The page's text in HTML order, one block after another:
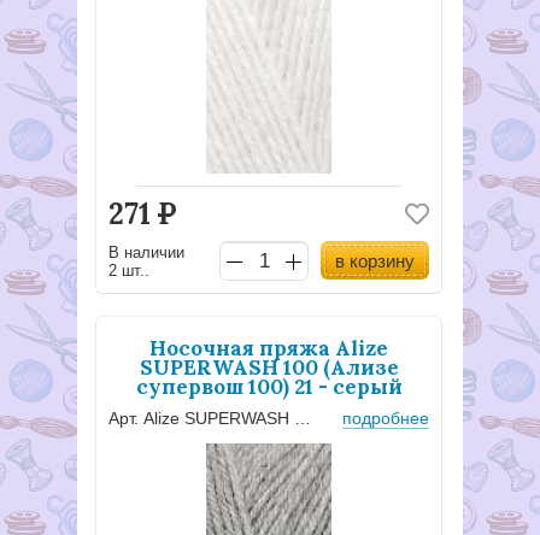
271 Р
В наличии
2 шт..
в корзину
Носочная пряжа Alize
SUPERWASH 100 (Ализе
супервош 100) 21 - серый
подробнее